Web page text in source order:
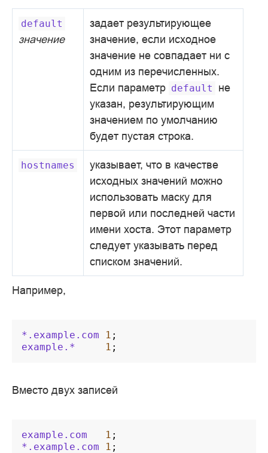
default
значение
задает результирующее
значение, если исходное
значение не совпадает ни с
одним из перечисленных.
Если параметр default
не
указан, результирующим
значением по умолчанию
будет пустая строка.
hostnames
указывает, что в качестве
исходных значений можно
использовать маску для
первой или последней части
имени хоста. Этот параметр
следует указывать перед
списком значений.
Например,
*.example.com 1 ;
example.*
1 ;
Вместо двух записей
example.com 1 ;
*.example.com
1 ;